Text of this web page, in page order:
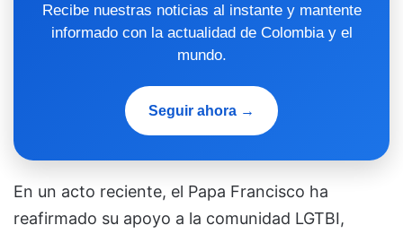
Recibe nuestras noticias al instante y mantente
informado con la actualidad de Colombia y el
mundo.
Seguir ahora →
En un acto reciente, el Papa Francisco ha
reafirmado su apoyo a la comunidad LGTBI,